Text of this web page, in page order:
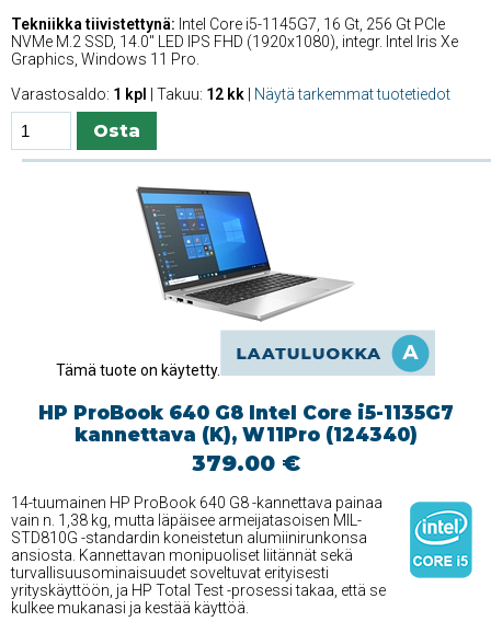
Tekniikka tiivistettynä: Intel Core i5-1145G7, 16 Gt, 256 Gt PCIe
NVMe M.2 SSD, 14.0'' LED IPS FHD (1920x1080), integr. Intel Iris Xe
Graphics, Windows 11 Pro.
Varastosaldo: 1 kpl | Takuu: 12 kk Näytä tarkemmat tuotetiedot
Tämä tuote on käytetty.
HP ProBook 640 G8 Intel Core i5-1135G7
kannettava (K), W11Pro (124340)
379.00 €
14-tuumainen HP ProBook 640 G8 -kannettava painaa
vain n. 1,38 kg, mutta läpäisee armeijatasoisen MIL-
STD810G -standardin koneistetun alumiinirunkonsa
ansiosta. Kannettavan monipuoliset liitännät sekä
turvallisuusominaisuudet soveltuvat erityisesti
yrityskäyttöön, ja HP Total Test -prosessi takaa, että se
kulkee mukanasi ja kestää käyttöä.